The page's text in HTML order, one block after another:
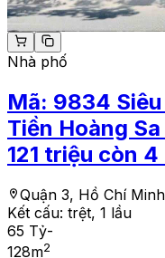
Nhà phố
Mã: 9834
Tiền Hoàng
121 triệu còn
Quận 3, Hồ Chí Minh
Kết cấu: trệt, 1 lầu
65 Tỷ-
128m2